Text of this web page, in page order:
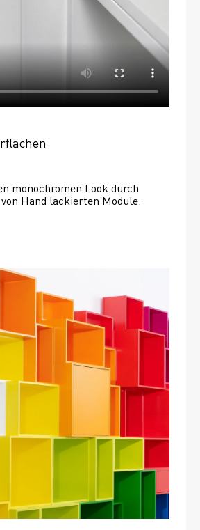
monochromen Look durch
Hand lackierten Module.